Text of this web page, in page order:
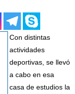
Con distintas
actividades
deportivas, se llevó
a cabo en esa
casa de estudios la